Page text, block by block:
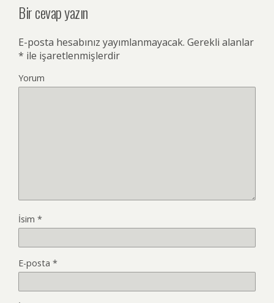
Bir cevap yazın
E-posta hesabınız yayımlanmayacak. Gerekli alanlar
* ile işaretlenmişlerdir
Yorum
İsim *
E-posta *